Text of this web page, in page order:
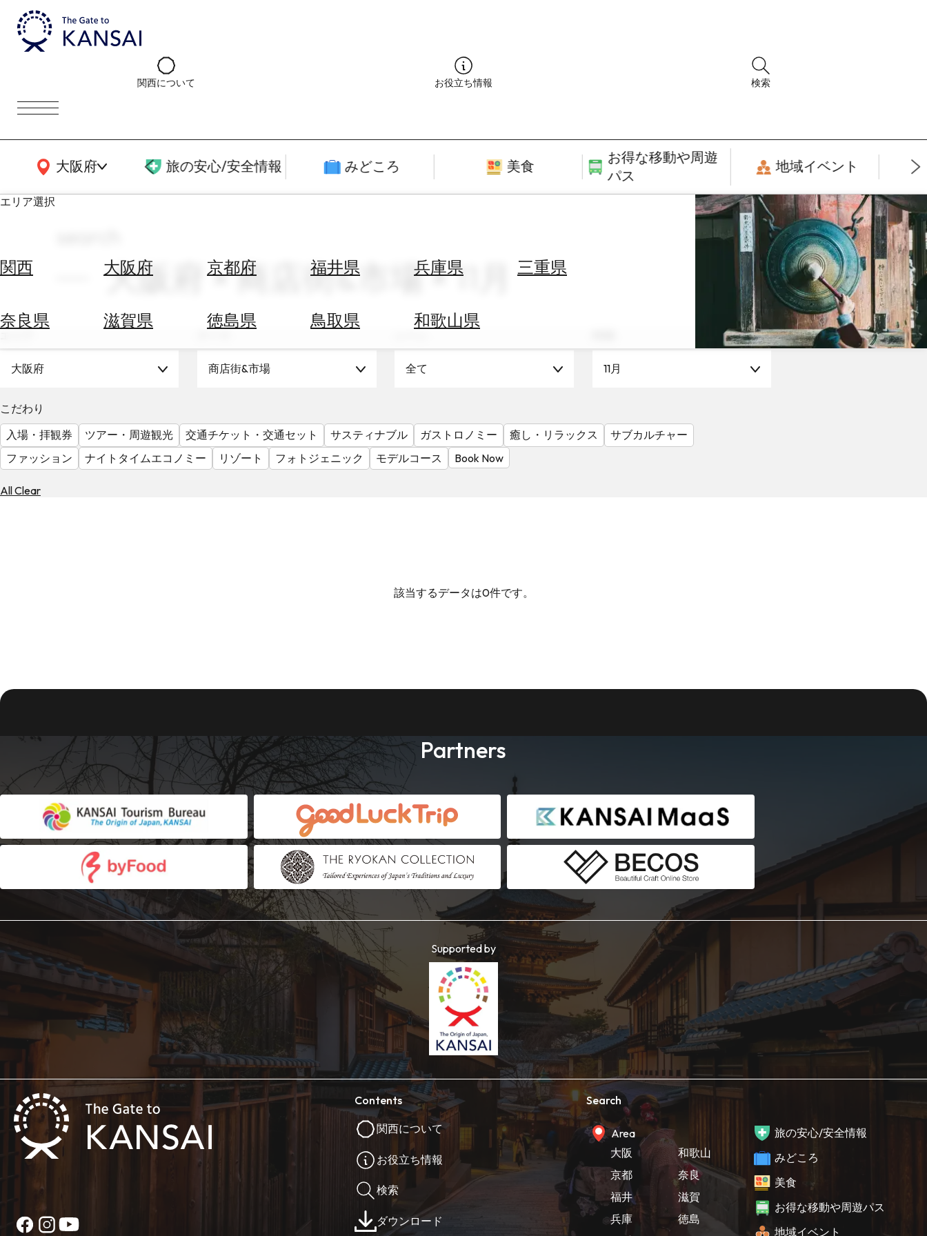
関西について お役立ち情報 検索
大阪府
関西広域MAP 旅の安心/安全情報 みどころ 美食
お得な移動や周遊
パス
地域イベント
エリア選択
関西 大阪府 京都府 福井県 兵庫県 三重県
奈良県 滋賀県 徳島県 鳥取県 和歌山県
ホ
す
替
を
調
べ
天
大阪府 × 商店街&市場 × 11月
大阪府 商店街&市場 全て 11月
こだわり
入場・拝観券
ツアー・周遊観光 交通チケット・交通セット サスティナブル ガストロノミー 癒し・リラックス
サブカルチャー
ファッション
ナイトタイムエコノミー リゾート フォトジェニック モデルコース Book Now
All Clear
該当するデータは0件です。
Partners
Supported by
Contents
関西について
お役立ち情報
検索
ダウンロード
Search
Area
大阪
京都
福井
兵庫
和歌山
奈良
滋賀
徳島
旅の安心/安全情報
みどころ
美食
お得な移動や周遊パス
地域イベント